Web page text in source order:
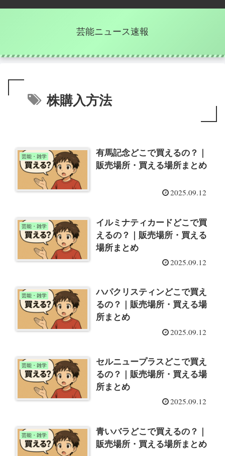
芸能ニュース速報
株購入方法
芸能・雑学
有馬記念どこで買えるの？｜
販売場所・買える場所まとめ
2025.09.12
芸能・雑学
イルミナティカードどこで買
えるの？｜販売場所・買える
場所まとめ
2025.09.12
芸能・雑学
ハパクリスティンどこで買え
るの？｜販売場所・買える場
所まとめ
2025.09.12
芸能・雑学
セルニュープラスどこで買え
るの？｜販売場所・買える場
所まとめ
2025.09.12
芸能・雑学
青いバラどこで買えるの？｜
販売場所・買える場所まとめ